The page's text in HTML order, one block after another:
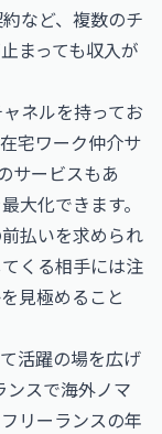
など、複数のチ
まっても収入が
ネルを持ってお
宅ワーク仲介サ
サービスもあ
大化できます。
払いを求められ
くる相手には注
見極めること
活躍の場を広げ
ンスで海外ノマ
リーランスの年